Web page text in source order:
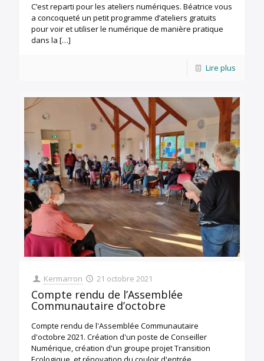
C’est reparti pour les ateliers numériques. Béatrice vous
a concoqueté un petit programme d’ateliers gratuits
pour voir et utiliser le numérique de manière pratique
dans la […]
Lire plus
Kermarron 21 octobre 2021
Compte rendu de l’Assemblée
Communautaire d’octobre
Compte rendu de l'Assemblée Communautaire
d'octobre 2021. Création d'un poste de Conseiller
Numérique, création d'un groupe projet Transition